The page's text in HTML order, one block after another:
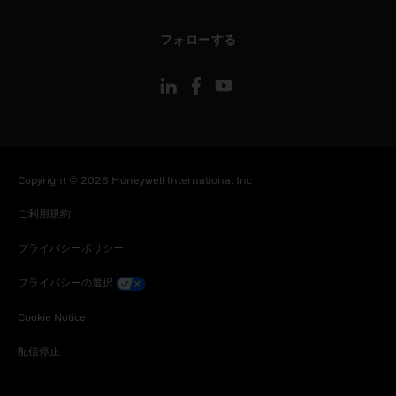
フォローする
Copyright © 2026 Honeywell International Inc
ご利用規約
プライバシーポリシー
プライバシーの選択
Cookie Notice
配信停止